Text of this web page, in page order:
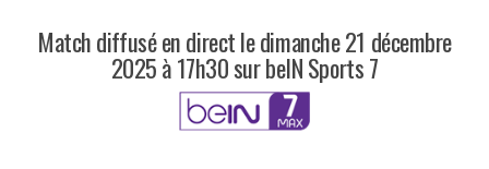
Match diffusé en direct le dimanche 21 décembre
2025 à 17h30 sur beIN Sports 7